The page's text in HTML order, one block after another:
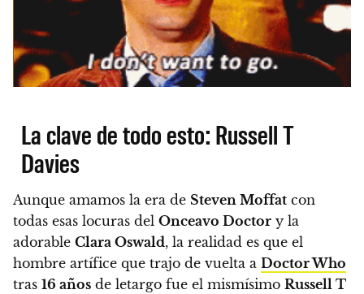
La clave de todo esto: Russell T
Davies
Aunque amamos la era de Steven Moffat con
todas esas locuras del Onceavo Doctor y la
adorable Clara Oswald, la realidad es que el
hombre artífice que trajo de vuelta a Doctor Who
tras 16 años de letargo fue el mismísimo Russell T